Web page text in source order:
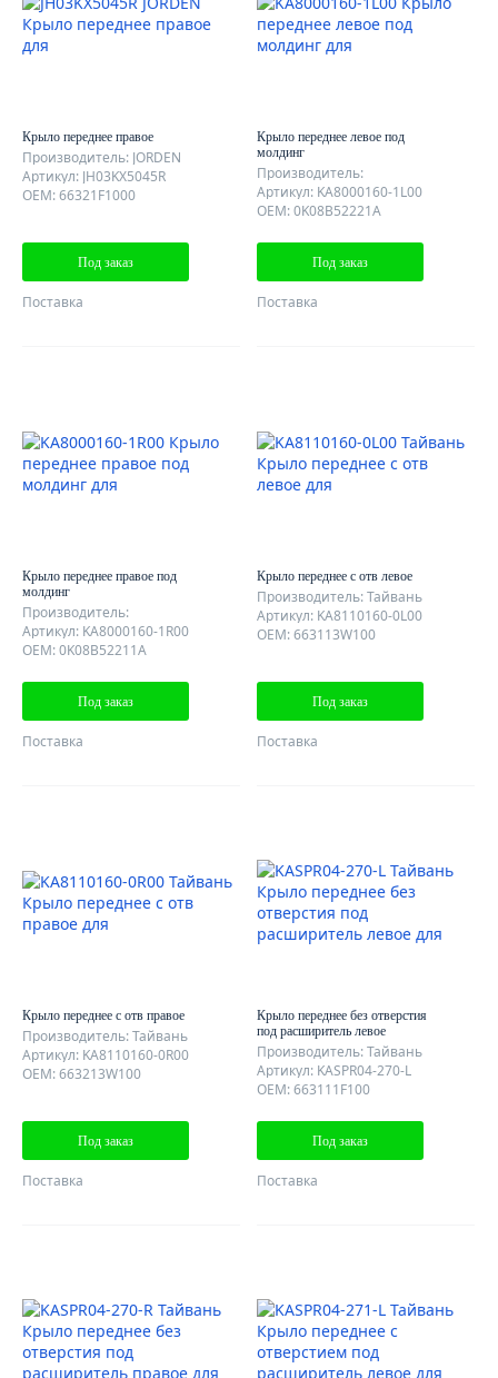
Крыло переднее правое
Производитель: JORDEN
Артикул: JH03KX5045R
OEM: 66321F1000
Под заказ
Поставка
Крыло переднее левое под
молдинг
Производитель:
Артикул: KA8000160-1L00
OEM: 0K08B52221A
Под заказ
Поставка
Крыло переднее правое под
молдинг
Производитель:
Артикул: KA8000160-1R00
OEM: 0K08B52211A
Под заказ
Поставка
Крыло переднее с отв левое
Производитель: Тайвань
Артикул: KA8110160-0L00
OEM: 663113W100
Под заказ
Поставка
Крыло переднее с отв правое
Производитель: Тайвань
Артикул: KA8110160-0R00
OEM: 663213W100
Под заказ
Поставка
Крыло переднее без отверстия
под расширитель левое
Производитель: Тайвань
Артикул: KASPR04-270-L
OEM: 663111F100
Под заказ
Поставка